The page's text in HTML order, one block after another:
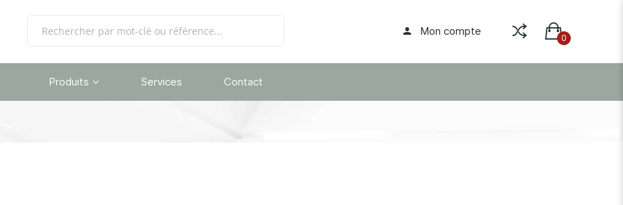
Mon compte
Produits Services Contact